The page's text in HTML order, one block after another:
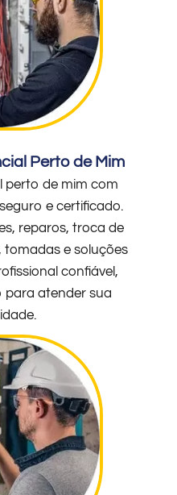
Perto de Mim
perto de mim com
e certificado.
reparos, troca de
tomadas e soluções
confiável,
para atender sua